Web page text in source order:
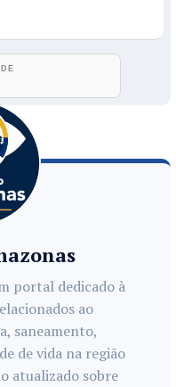
portal dedicado à
ao
saneamento,
de vida na região
atualizado sobre